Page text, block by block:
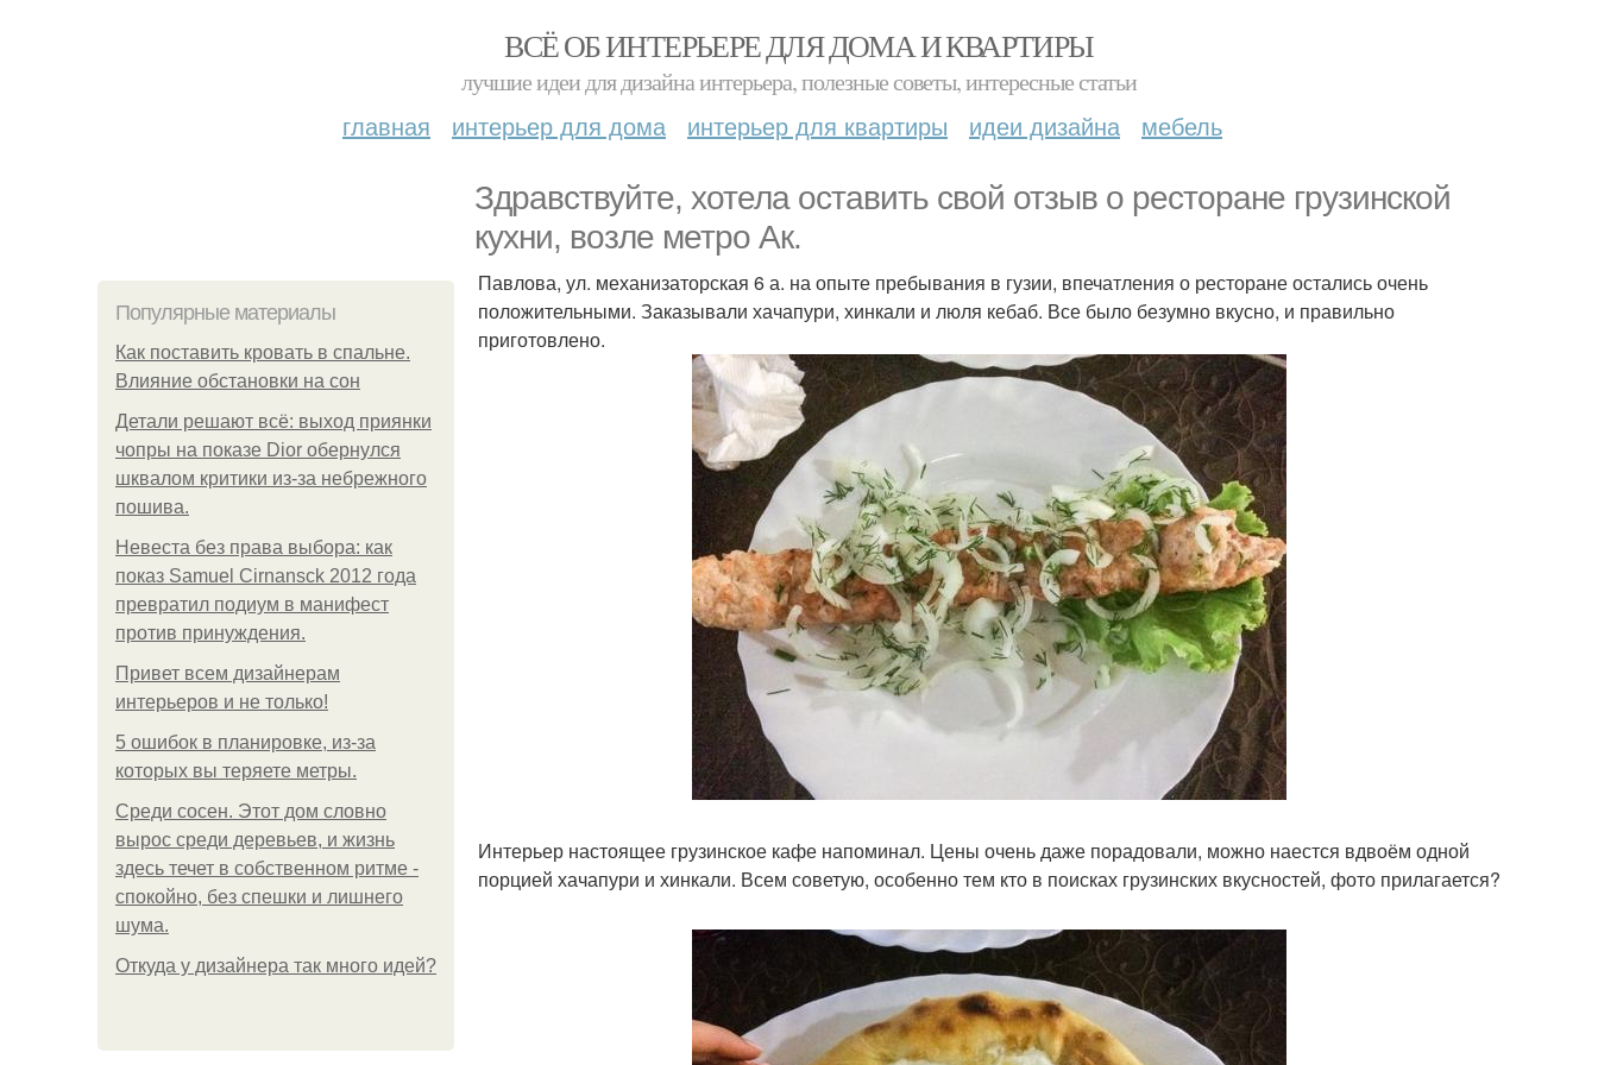
ВСЁ ОБ ИНТЕРЬЕРЕ ДЛЯ ДОМА И КВАРТИРЫ
лучшие идеи для дизайна интерьера, полезные советы, интересные статьи
главная интерьер для дома интерьер для квартиры идеи дизайна мебель
Здравствуйте, хотела оставить свой отзыв о ресторане грузинской
кухни, возле метро Ак.
Популярные материалы
Как поставить кровать в спальне.
Влияние обстановки на сон
Детали решают всё: выход приянки
чопры на показе Dior обернулся
шквалом критики из-за небрежного
пошива.
Невеста без права выбора: как
показ Samuel Cirnansck 2012 года
превратил подиум в манифест
против принуждения.
Привет всем дизайнерам
интерьеров и не только!
5 ошибок в планировке, из-за
которых вы теряете метры.
Среди сосен. Этот дом словно
вырос среди деревьев, и жизнь
здесь течет в собственном ритме -
спокойно, без спешки и лишнего
шума.
Откуда у дизайнера так много идей?
Павлова, ул. механизаторская 6 а. на опыте пребывания в гузии, впечатления о ресторане остались очень
положительными. Заказывали хачапури, хинкали и люля кебаб. Все было безумно вкусно, и правильно
приготовлено.
Интерьер настоящее грузинское кафе напоминал. Цены очень даже порадовали, можно наестся вдвоём одной
порцией хачапури и хинкали. Всем советую, особенно тем кто в поисках грузинских вкусностей, фото прилагается?